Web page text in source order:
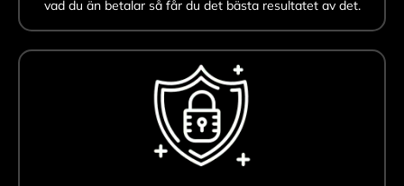
vad du än betalar så får du det bästa resultatet av det.